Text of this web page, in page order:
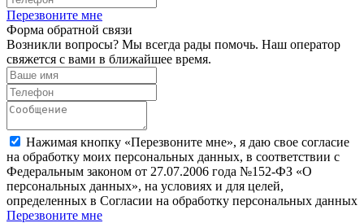
Перезвоните мне
Форма обратной связи
Возникли вопросы? Мы всегда рады помочь. Наш оператор
свяжется с вами в ближайшее время.
Нажимая кнопку «Перезвоните мне», я даю свое согласие
на обработку моих персональных данных, в соответствии с
Федеральным законом от 27.07.2006 года №152-ФЗ «О
персональных данных», на условиях и для целей,
определенных в Согласии на обработку персональных данных
Перезвоните мне